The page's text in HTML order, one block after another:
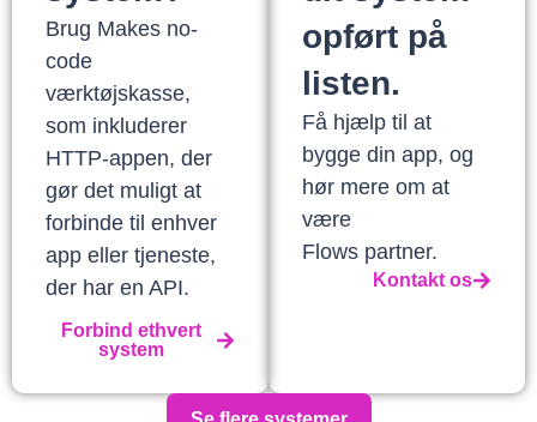
Brug Makes no-
code
værktøjskasse,
som inkluderer
HTTP-appen, der
gør det muligt at
forbinde til enhver
app eller tjeneste,
der har en API.
Forbind ethvert
system
opført på
listen.
Få hjælp til at
bygge din app, og
hør mere om at
være
Flows partner.
Kontakt os